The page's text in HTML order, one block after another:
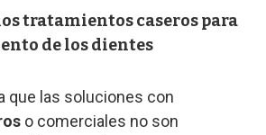
tratamientos caseros para
de los dientes
que las soluciones con
o comerciales no son